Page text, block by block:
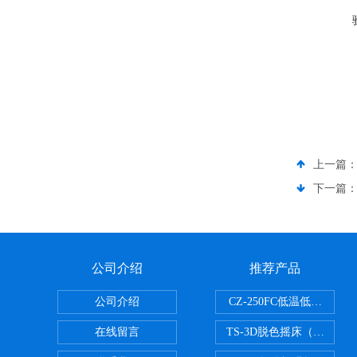
上一篇：
下一篇：
公司介绍
公司介绍
在线留言
推荐产品
CZ-250FC低温低湿种子储
TS-3D脱色摇床（三维运动